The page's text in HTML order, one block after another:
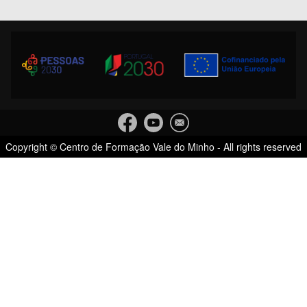
Copyright © Centro de Formação Vale do Minho - All rights reserved